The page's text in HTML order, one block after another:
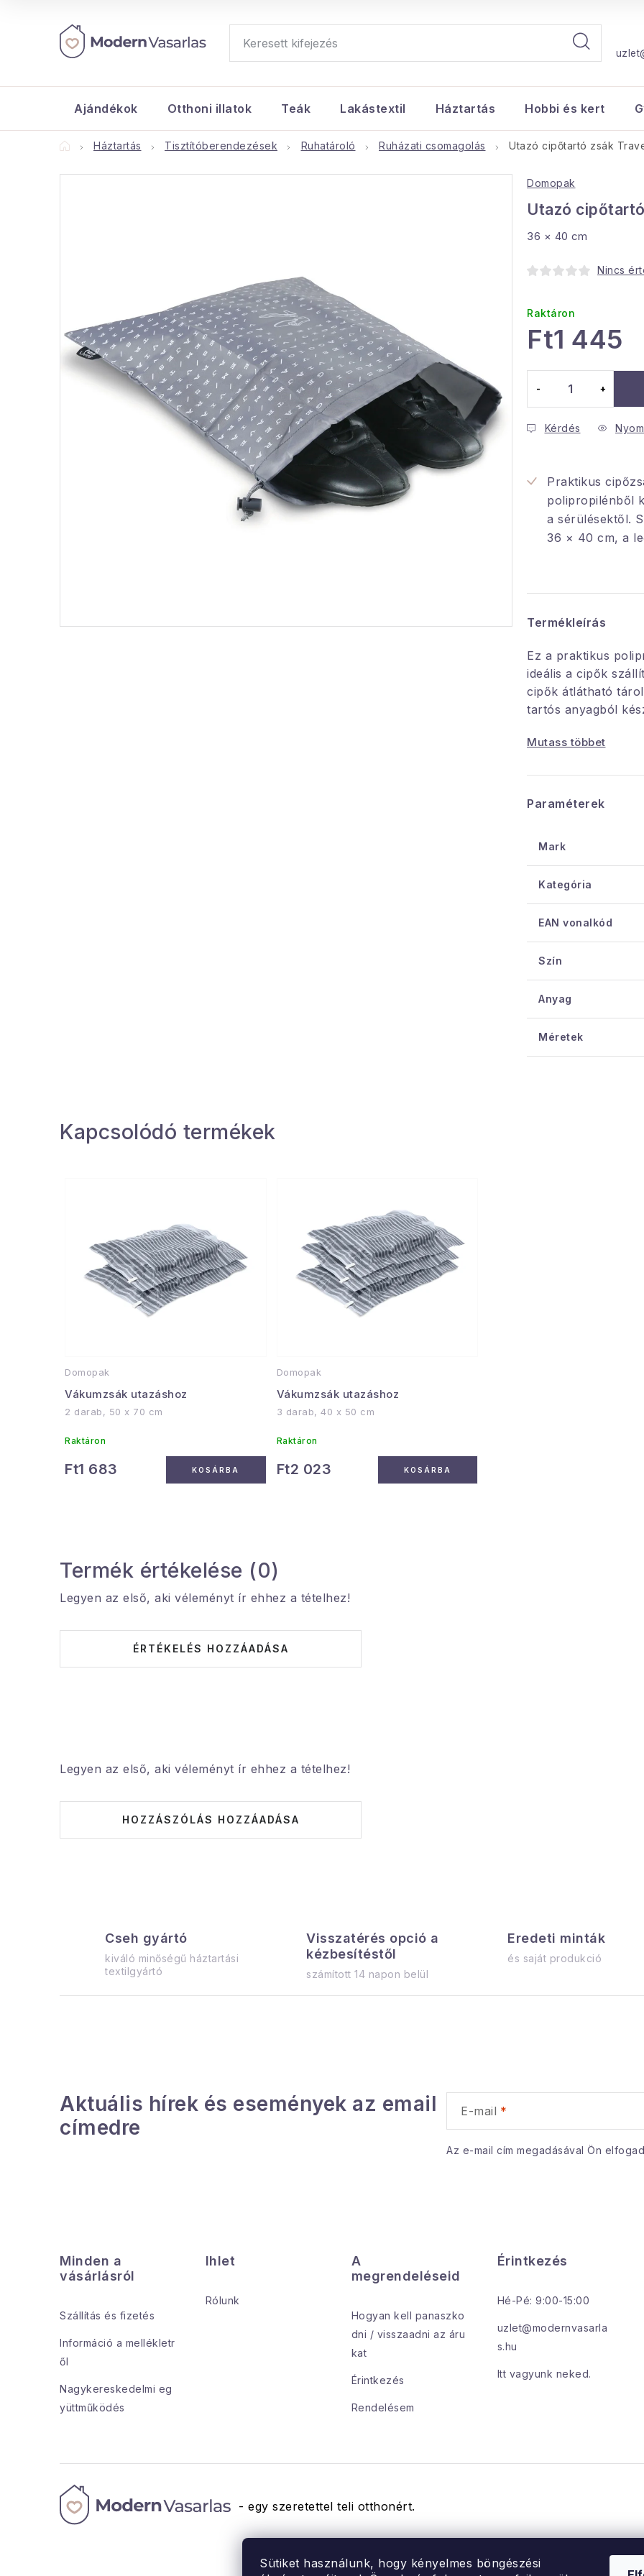
Sütiket használunk, hogy kényelmes böngészési
tartalomhoz
Ajándékok Otthoni illatok Teák Lakástextil Háztartás Hobbi és kert
KezdőlapHáztartás Tisztítóberendezések Ruhatároló Ruházati csomagolás Utazó cipőtartó zsák
Domopak
Utazó
36 × 40 cm
Nincs
Raktáron
Ft1 445
Kérdés
Praktikus
polipropilénből
a sérülésektől.
36 × 40 cm, a
Termékleírás
Ez a praktikus
ideális a cipők
cipők átlátható
tartós anyagból
Minőségi anyag:
érdekében.
Szürke szín:
bármilyen
Méretek:36 x
általános
Védelem:
vagy tárolás
Praktikus
közben.
Mutass többet
Paraméterek
Mark
Kategória
EAN vonalkód
Szín
Anyag
Méretek
Cseh gyártó
kiváló minőségű háztartási
textilgyártó
Visszatérés opció a
kézbesítéstől
számított 14 napon belül
Eredeti minták
és saját produkció
Termék értékelése (0)
Legyen az első, aki véleményt ír ehhez a tételhez!
ÉRTÉKELÉS HOZZÁADÁSA
Legyen az első, aki véleményt ír ehhez a tételhez!
HOZZÁSZÓLÁS HOZZÁADÁSA
Kapcsolódó termékek
Domopak
Vákumzsák utazáshoz
2 darab, 50 x 70 cm
Raktáron
Ft1 683 KOSÁRBA
Domopak
Vákumzsák utazáshoz
3 darab, 40 x 50 cm
Raktáron
Ft2 023 KOSÁRBA
Aktuális hírek és események az email
címedre
E-mail
Az e-mail cím megadásával Ön
Minden a
vásárlásról
Szállítás és fizetés
Információ a mellékletr
ől
Nagykereskedelmi eg
yüttműködés
Ihlet
Rólunk
A
megrendeléseid
Hogyan kell panaszko
dni / visszaadni az áru
kat
Érintkezés
Rendelésem
Érintkezés
Hé-Pé: 9:00-15:00
uzlet@modernvasarla
s.hu
Itt vagyunk neked.
- egy szeretettel teli otthonért.